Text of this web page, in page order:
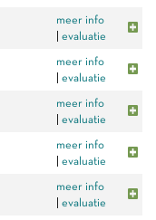
meer info
evaluatie
meer info
evaluatie
meer info
evaluatie
meer info
evaluatie
meer info
evaluatie